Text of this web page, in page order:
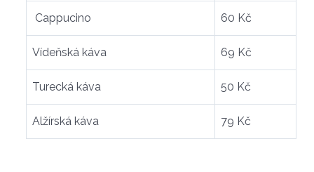
Cappucino 60 Kč
Vídeňská káva 69 Kč
Turecká káva 50 Kč
Alžírská káva 79 Kč